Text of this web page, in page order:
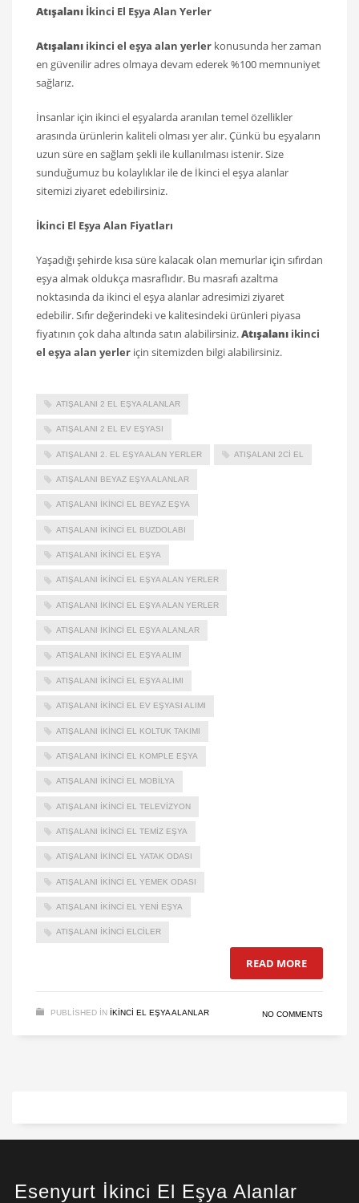
Atışalanı İkinci El Eşya Alan Yerler
Atışalanı ikinci el eşya alan yerler konusunda her zaman
en güvenilir adres olmaya devam ederek %100 memnuniyet
sağlarız.
İnsanlar için ikinci el eşyalarda aranılan temel özellikler
arasında ürünlerin kaliteli olması yer alır. Çünkü bu eşyaların
uzun süre en sağlam şekli ile kullanılması istenir. Size
sunduğumuz bu kolaylıklar ile de İkinci el eşya alanlar
sitemizi ziyaret edebilirsiniz.
İkinci El Eşya Alan Fiyatları
Yaşadığı şehirde kısa süre kalacak olan memurlar için sıfırdan
eşya almak oldukça masraflıdır. Bu masrafı azaltma
noktasında da ikinci el eşya alanlar adresimizi ziyaret
edebilir. Sıfır değerindeki ve kalitesindeki ürünleri piyasa
fiyatının çok daha altında satın alabilirsiniz.Atışalanı ikinci
el eşya alan yerler için sitemizden bilgi alabilirsiniz.
ATIŞALANI 2 EL EŞYA ALANLAR
ATIŞALANI 2 EL EV EŞYASI
ATIŞALANI 2. EL EŞYA ALAN YERLER ATIŞALANI 2CI EL
ATIŞALANI BEYAZ EŞYA ALANLAR
ATIŞALANI IKINCI EL BEYAZ EŞYA
ATIŞALANI IKINCI EL BUZDOLABI
ATIŞALANI İKINCI EL EŞYA
ATIŞALANI IKINCI EL EŞYA ALAN YERLER
ATIŞALANI İKINCI EL EŞYA ALAN YERLER
ATIŞALANI IKINCI EL EŞYA ALANLAR
ATIŞALANI IKINCI EL EŞYA ALIM
ATIŞALANI IKINCI EL EŞYA ALIMI
ATIŞALANI IKINCI EL EV EŞYASI ALIMI
ATIŞALANI IKINCI EL KOLTUK TAKIMI
ATIŞALANI IKINCI EL KOMPLE EŞYA
ATIŞALANI IKINCI EL MOBILYA
ATIŞALANI IKINCI EL TELEVIZYON
ATIŞALANI IKINCI EL TEMIZ EŞYA
ATIŞALANI IKINCI EL YATAK ODASI
ATIŞALANI IKINCI EL YEMEK ODASI
ATIŞALANI IKINCI EL YENI EŞYA
ATIŞALANI IKINCI ELCILER
READ MORE
PUBLISHED IN IKINCI EL EŞYA ALANLAR NO COMMENTS
Esenyurt İkinci El Eşya Alanlar